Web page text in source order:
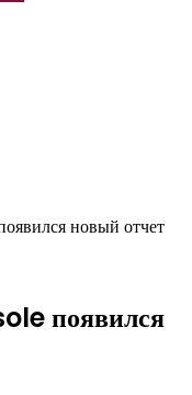
новый отчет
появился